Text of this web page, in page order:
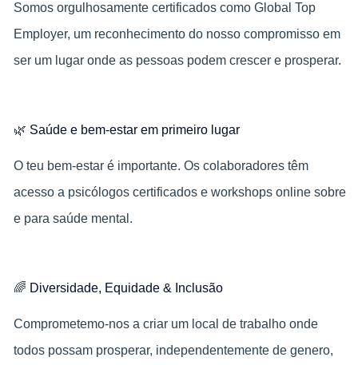
Somos orgulhosamente certificados como Global Top
Employer, um reconhecimento do nosso compromisso em
ser um lugar onde as pessoas podem crescer e prosperar.
🌿 Saúde e bem-estar em primeiro lugar
O teu bem‑estar é importante. Os colaboradores têm
acesso a psicólogos certificados e workshops online sobre
e para saúde mental.
🌈 Diversidade, Equidade & Inclusão
Comprometemo-nos a criar um local de trabalho onde
todos possam prosperar, independentemente de genero,